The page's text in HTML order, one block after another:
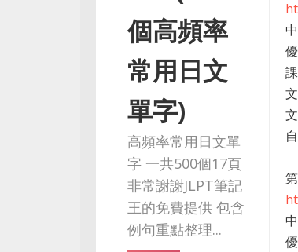
個高頻率
常用日文
單字)
高頻率常用日文單
字 一共500個17頁
非常謝謝JLPT筆記
王的免費提供 包含
例句重點整理...